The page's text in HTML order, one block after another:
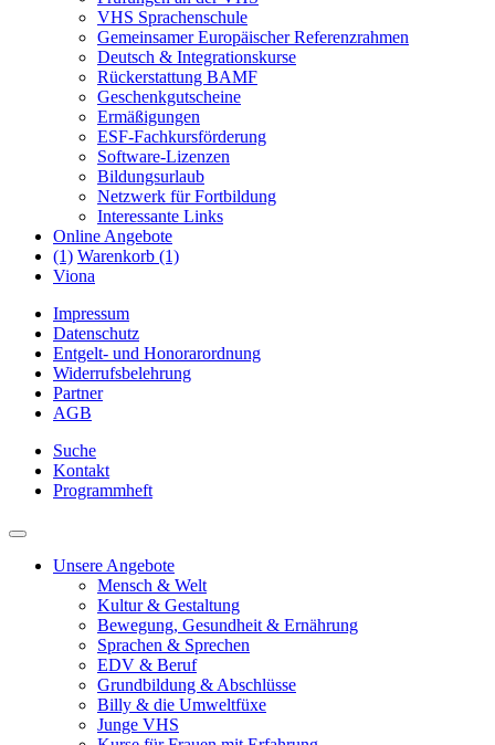
VHS Sprachenschule
Gemeinsamer Europäischer Referenzrahmen
Deutsch & Integrationskurse
Rückerstattung BAMF
Geschenkgutscheine
Ermäßigungen
ESF-Fachkursförderung
Software-Lizenzen
Bildungsurlaub
Netzwerk für Fortbildung
Interessante Links
Online Angebote
(1) Warenkorb (1)
Viona
Impressum
Datenschutz
Entgelt- und Honorarordnung
Widerrufsbelehrung
Partner
AGB
Suche
Kontakt
Programmheft
Unsere Angebote
Mensch & Welt
Kultur & Gestaltung
Bewegung, Gesundheit & Ernährung
Sprachen & Sprechen
EDV & Beruf
Grundbildung & Abschlüsse
Billy & die Umweltfüxe
Junge VHS